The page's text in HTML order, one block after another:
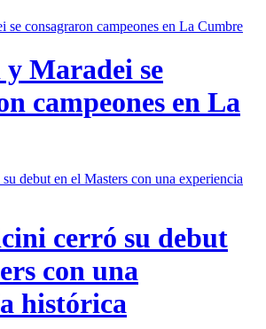
Maradei se
campeones en La
cerró su debut
con una
histórica